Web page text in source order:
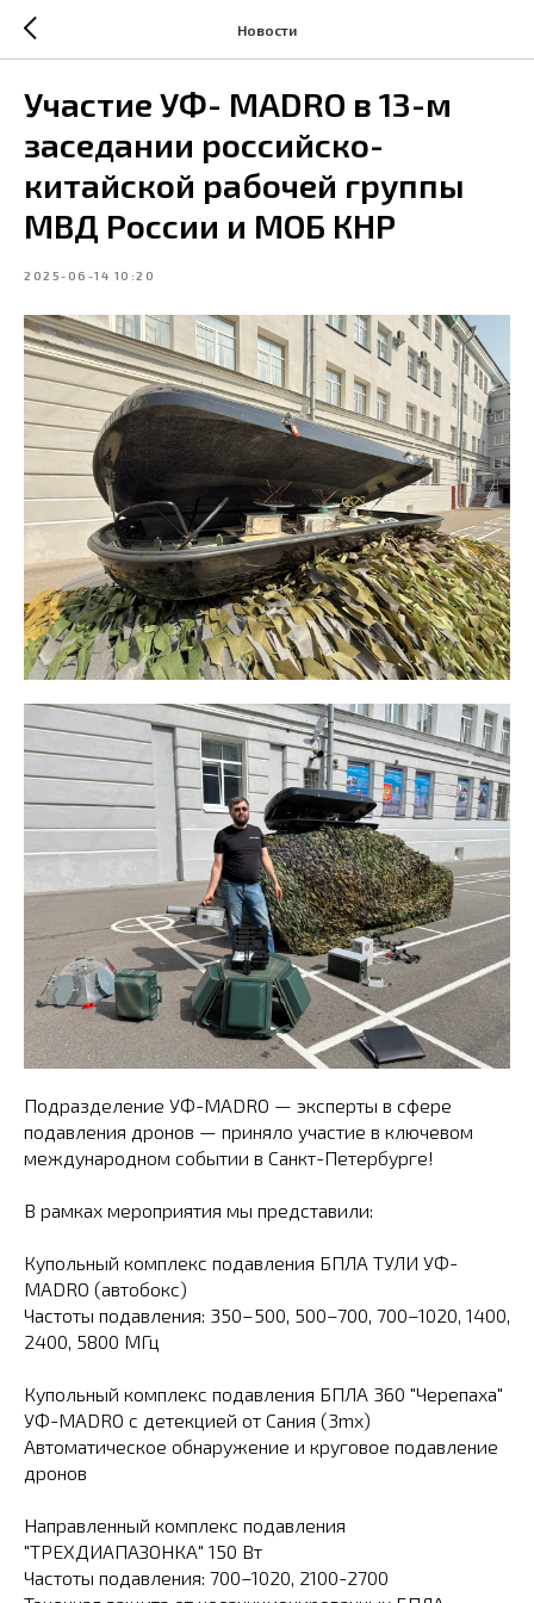
Новости
Участие УФ- MADRO в 13-м
заседании российско-
китайской рабочей группы
МВД России и МОБ КНР
2025-06-14 10:20
Подразделение УФ-MADRO — эксперты в сфере
подавления дронов — приняло участие в ключевом
международном событии в Санкт-Петербурге!
В рамках мероприятия мы представили:
Купольный комплекс подавления БПЛА ТУЛИ УФ-
MADRO (автобокс)
Частоты подавления: 350–500, 500–700, 700–1020, 1400,
2400, 5800 МГц
Купольный комплекс подавления БПЛА 360 "Черепаха"
УФ-MADRO с детекцией от Сания (3mx)
Автоматическое обнаружение и круговое подавление
дронов
Направленный комплекс подавления
"ТРЕХДИАПАЗОНКА" 150 Вт
Частоты подавления: 700–1020, 2100-2700